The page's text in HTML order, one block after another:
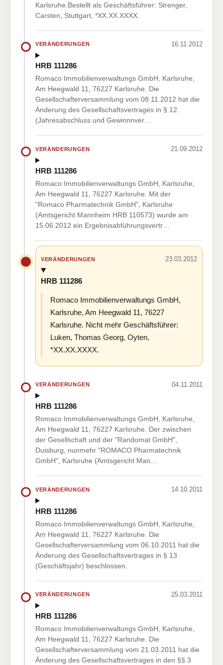
Karlsruhe.Bestellt als Geschäftsführer: Strenger,
Carsten, Stuttgart, *XX.XX.XXXX.
VERÄNDERUNGEN 16.11.2012
HRB 111286
Romaco Immobilienverwaltungs GmbH, Karlsruhe,
Am Heegwald 11, 76227 Karlsruhe. Die
Gesellschafterversammlung vom 08.11.2012 hat die
Änderung des Gesellschaftsvertrages in § 12
(Jahresabschluss und Gewinnnver…
VERÄNDERUNGEN 21.09.2012
HRB 111286
Romaco Immobilienverwaltungs GmbH, Karlsruhe,
Am Heegwald 11, 76227 Karlsruhe. Mit der
"Romaco Pharmatechnik GmbH", Karlsruhe
(Amtsgericht Mannheim HRB 110573) wurde am
15.06.2012 ein Ergebnisabführungsvertr…
VERÄNDERUNGEN 23.03.2012
HRB 111286
Romaco Immobilienverwaltungs GmbH,
Karlsruhe, Am Heegwald 11, 76227
Karlsruhe. Nicht mehr Geschäftsführer:
Luken, Thomas Georg, Oyten,
*XX.XX.XXXX.
VERÄNDERUNGEN 04.11.2011
HRB 111286
Romaco Immobilienverwaltungs GmbH, Karlsruhe,
Am Heegwald 11, 76227 Karlsruhe. Der zwischen
der Gesellschaft und der "Randomat GmbH",
Duisburg, nunmehr "ROMACO Pharmatechnik
GmbH", Karlsruhe (Amtsgericht Man…
VERÄNDERUNGEN 14.10.2011
HRB 111286
Romaco Immobilienverwaltungs GmbH, Karlsruhe,
Am Heegwald 11, 76227 Karlsruhe. Die
Gesellschafterversammlung vom 06.10.2011 hat die
Änderung des Gesellschaftsvertrages in § 13
(Geschäftsjahr) beschlossen.
VERÄNDERUNGEN 25.03.2011
HRB 111286
Romaco Immobilienverwaltungs GmbH, Karlsruhe,
Am Heegwald 11, 76227 Karlsruhe. Die
Gesellschafterversammlung vom 21.03.2011 hat die
Änderung des Gesellschaftsvertrages in den §§ 3